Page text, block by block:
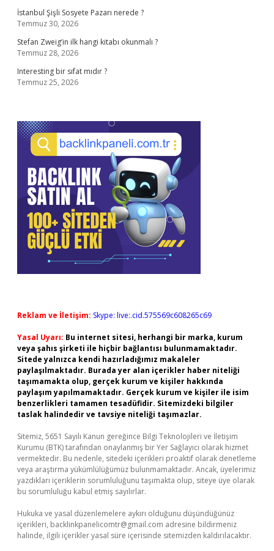
İstanbul Şişli Sosyete Pazarı nerede ?
Temmuz 30, 2026
Stefan Zweig’in ilk hangi kitabı okunmalı ?
Temmuz 28, 2026
Interesting bir sıfat mıdır ?
Temmuz 25, 2026
Reklam ve İletişim: Skype: live:.cid.575569c608265c69
Yasal Uyarı: Bu internet sitesi, herhangi bir marka, kurum
veya şahıs şirketi ile hiçbir bağlantısı bulunmamaktadır.
Sitede yalnızca kendi hazırladığımız makaleler
paylaşılmaktadır. Burada yer alan içerikler haber niteliği
taşımamakta olup, gerçek kurum ve kişiler hakkında
paylaşım yapılmamaktadır. Gerçek kurum ve kişiler ile isim
benzerlikleri tamamen tesadüfidir. Sitemizdeki bilgiler
taslak halindedir ve tavsiye niteliği taşımazlar.
Sitemiz, 5651 Sayılı Kanun gereğince Bilgi Teknolojileri ve İletişim
Kurumu (BTK) tarafından onaylanmış bir Yer Sağlayıcı olarak hizmet
vermektedir. Bu nedenle, sitedeki içerikleri proaktif olarak denetleme
veya araştırma yükümlülüğümüz bulunmamaktadır. Ancak, üyelerimiz
yazdıkları içeriklerin sorumluluğunu taşımakta olup, siteye üye olarak
bu sorumluluğu kabul etmiş sayılırlar.
Hukuka ve yasal düzenlemelere aykırı olduğunu düşündüğünüz
içerikleri, backlinkpanelicomtr@gmail.com adresine bildirmeniz
halinde, ilgili içerikler yasal süre içerisinde sitemizden kaldırılacaktır.